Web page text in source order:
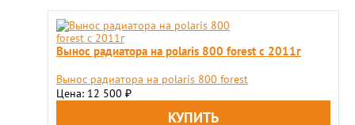
Вынос радиатора на polaris 800 forest c 2011г
Вынос радиатора на polaris 800 forest
Цена: 12 500 ₽